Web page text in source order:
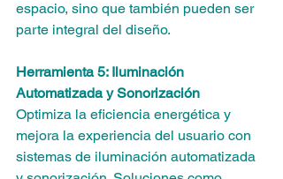
espacio, sino que también pueden ser
parte integral del diseño.
Herramienta 5: Iluminación
Automatizada y Sonorización
Optimiza la eficiencia energética y
mejora la experiencia del usuario con
sistemas de iluminación automatizada